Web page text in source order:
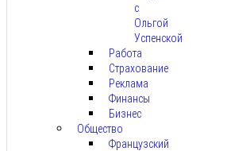
с
Ольгой
Успенской
Работа
Страхование
Реклама
Финансы
Бизнес
Общество
Французский